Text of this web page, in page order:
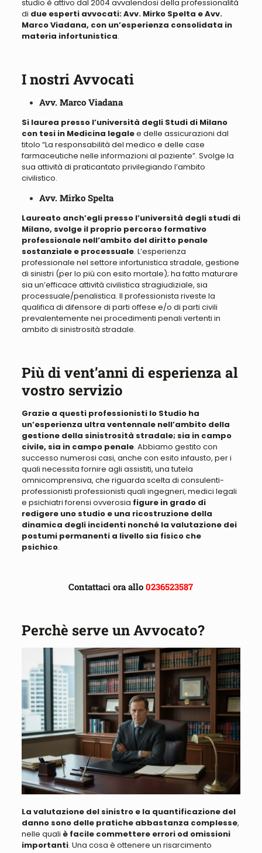
studio è attivo dal 2004 avvalendosi della professionalità
di due esperti avvocati: Avv. Mirko Spelta e Avv.
Marco Viadana, con un’esperienza consolidata in
materia infortunistica.
I nostri Avvocati
Avv. Marco Viadana
Si laurea presso l’università degli Studi di Milano
con tesi in Medicina legalee delle assicurazioni dal
titolo “La responsabilità del medico e delle case
farmaceutiche nelle informazioni al paziente”. Svolge la
sua attività di praticantato privilegiando l’ambito
civilistico.
Avv. Mirko Spelta
Laureato anch’egli presso l’università degli studi di
Milano, svolge il proprio percorso formativo
professionale nell’ambito del diritto penale
sostanziale e processuale. L’esperienza
professionale nel settore infortunistica stradale, gestione
di sinistri (per lo più con esito mortale); ha fatto maturare
sia un’efficace attività civilistica stragiudiziale, sia
processuale/penalistica. Il professionista riveste la
qualifica di difensore di parti offese e/o di parti civili
prevalentemente nei procedimenti penali vertenti in
ambito di sinistrosità stradale.
Più di vent’anni di esperienza al
vostro servizio
Grazie a questi professionisti lo Studio ha
un’esperienza ultra ventennale nell’ambito della
gestione della sinistrosità stradale; sia in campo
civile, sia in campo penale. Abbiamo gestito con
successo numerosi casi, anche con esito infausto, per i
quali necessita fornire agli assistiti, una tutela
omnicomprensiva, che riguarda scelta di consulenti-
professionisti professionisti quali ingegneri, medici legali
e psichiatri forensi ovverosia figure in grado di
redigere uno studio e una ricostruzione della
dinamica degli incidenti nonché la valutazione dei
postumi permanenti a livello sia fisico che
psichico.
Contattaci ora allo0236523587
Perchè serve un Avvocato?
La valutazione del sinistro e la quantificazione del
danno sono delle pratiche abbastanza complesse,
nelle quali è facile commettere errori od omissioni
importanti. Una cosa è ottenere un risarcimento